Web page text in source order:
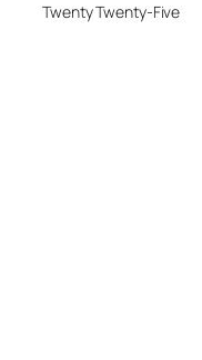
Twenty Twenty-Five